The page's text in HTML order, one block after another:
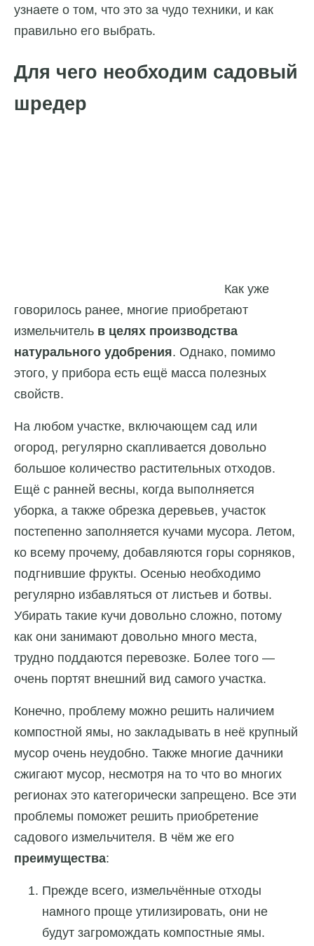
узнаете о том, что это за чудо техники, и как
правильно его выбрать.
Для чего необходим садовый
шредер
Как уже
говорилось ранее, многие приобретают
измельчитель в целях производства
натурального удобрения. Однако, помимо
этого, у прибора есть ещё масса полезных
свойств.
На любом участке, включающем сад или
огород, регулярно скапливается довольно
большое количество растительных отходов.
Ещё с ранней весны, когда выполняется
уборка, а также обрезка деревьев, участок
постепенно заполняется кучами мусора. Летом,
ко всему прочему, добавляются горы сорняков,
подгнившие фрукты. Осенью необходимо
регулярно избавляться от листьев и ботвы.
Убирать такие кучи довольно сложно, потому
как они занимают довольно много места,
трудно поддаются перевозке. Более того —
очень портят внешний вид самого участка.
Конечно, проблему можно решить наличием
компостной ямы, но закладывать в неё крупный
мусор очень неудобно. Также многие дачники
сжигают мусор, несмотря на то что во многих
регионах это категорически запрещено. Все эти
проблемы поможет решить приобретение
садового измельчителя. В чём же его
преимущества:
Прежде всего, измельчённые отходы
намного проще утилизировать, они не
будут загромождать компостные ямы.